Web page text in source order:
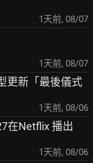
1天前, 08/07
1天前, 08/07
更新「最後儀式
1天前, 08/06
在Netflix 播出
1天前, 08/06